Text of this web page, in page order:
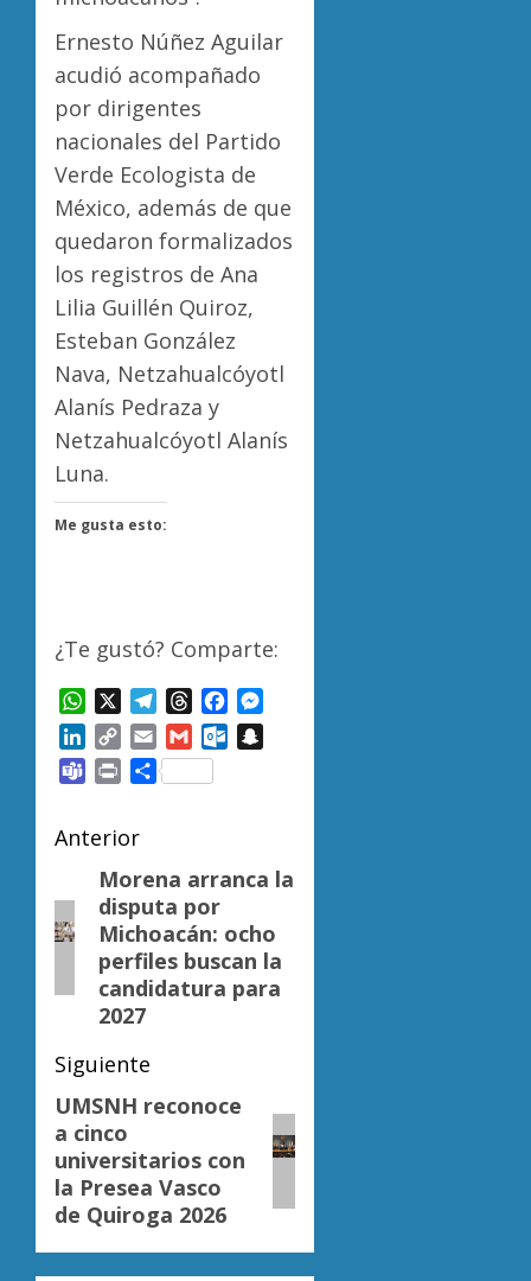
Ernesto Núñez Aguilar
acudió acompañado
por dirigentes
nacionales del Partido
Verde Ecologista de
México, además de que
quedaron formalizados
los registros de Ana
Lilia Guillén Quiroz,
Esteban González
Nava, Netzahualcóyotl
Alanís Pedraza y
Netzahualcóyotl Alanís
Luna.
Me gusta esto:
¿Te gustó? Comparte:
WhatsAppTelegram
ThreadsFacebook
LinkedIn
Copy
Link
Email GmailOutlook.com
TeamsPrintCompartir
Navegación
de
entradas
Anterior
Entrada
anterior:
Morena arranca la
disputa por
Michoacán: ocho
perfiles buscan la
candidatura para
2027
Siguiente
Siguiente
entrada:
UMSNH reconoce
a cinco
universitarios con
la Presea Vasco
de Quiroga 2026